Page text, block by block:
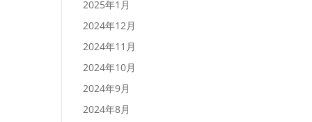
2025年1月
2024年12月
2024年11月
2024年10月
2024年9月
2024年8月